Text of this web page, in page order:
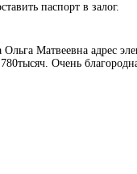
паспорт в залог.
Матвеевна адрес
Очень